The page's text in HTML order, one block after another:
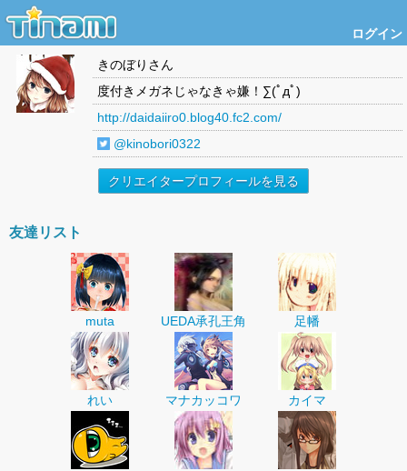
ログイン
きのぼり さん
度付きメガネじゃなきゃ嫌！∑(ﾟдﾟ)
http://daidaiiro0.blog40.fc2.com/
@kinobori0322
クリエイタープロフィールを見る
友達リスト
muta UEDA承孔王角 足幡
れい マナカッコワ カイマ